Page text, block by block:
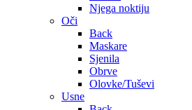
Njega noktiju
Oči
Back
Maskare
Sjenila
Obrve
Olovke/Tuševi
Usne